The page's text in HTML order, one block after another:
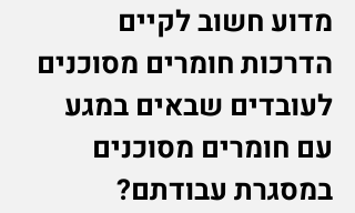
מדוע חשוב לקיים
הדרכות חומרים מסוכנים
לעובדים שבאים במגע
עם חומרים מסוכנים
במסגרת עבודתם?